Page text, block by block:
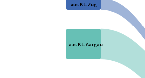
Kanton Luzern, ausgewählte Kantone
View as data table, Interkantonale
aus Kt. Zug
aus Kt. Aargau